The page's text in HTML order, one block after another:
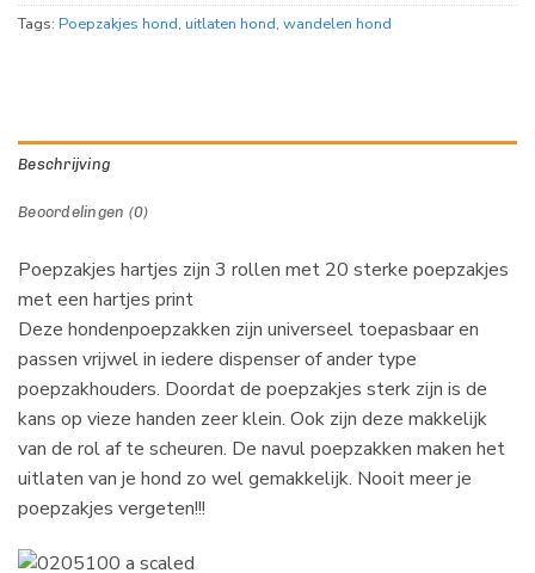
Tags: Poepzakjes hond, uitlaten hond, wandelen hond
Beschrijving
Beoordelingen (0)
Poepzakjes hartjes zijn 3 rollen met 20 sterke poepzakjes
met een hartjes print
Deze hondenpoepzakken zijn universeel toepasbaar en
passen vrijwel in iedere dispenser of ander type
poepzakhouders. Doordat de poepzakjes sterk zijn is de
kans op vieze handen zeer klein. Ook zijn deze makkelijk
van de rol af te scheuren. De navul poepzakken maken het
uitlaten van je hond zo wel gemakkelijk. Nooit meer je
poepzakjes vergeten!!!